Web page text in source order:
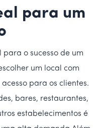
para um
o sucesso de um
um local com
para os clientes.
bares, restaurantes,
estabelecimentos é